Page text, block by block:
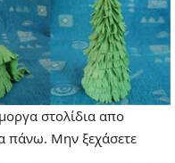
στολίδια απο
πάνω. Μην ξεχάσετε